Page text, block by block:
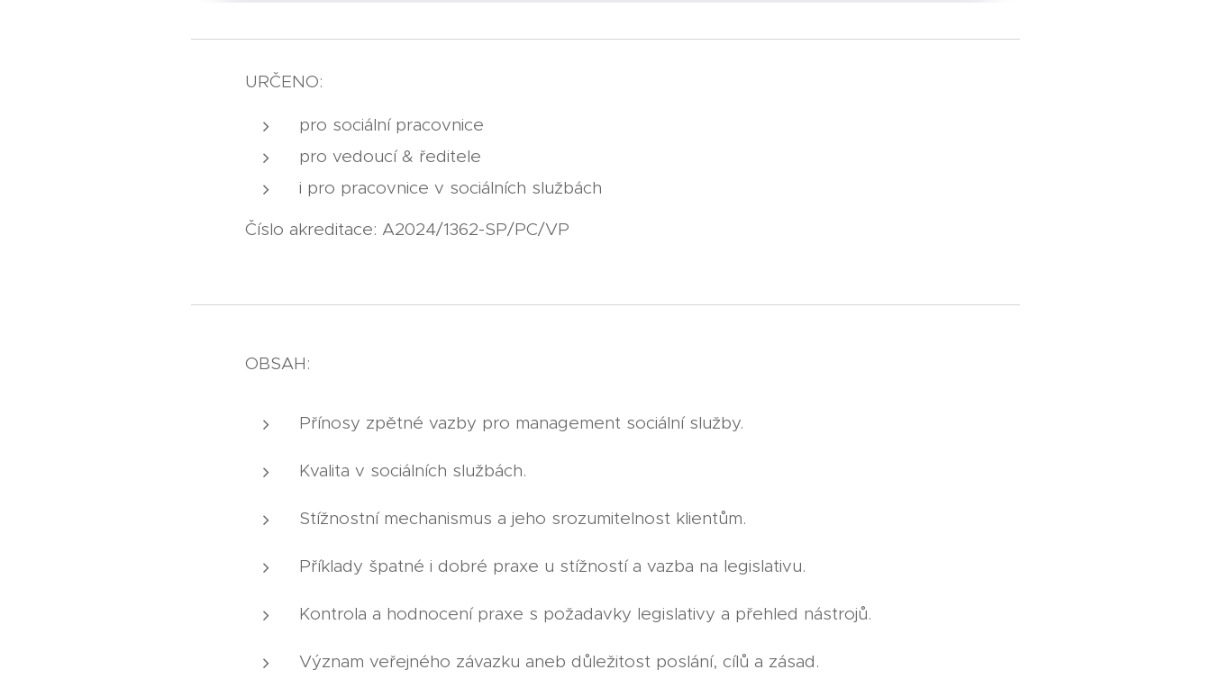
URČENO:
pro sociální pracovnice
pro vedoucí & ředitele
i pro pracovnice v sociálních službách
Číslo akreditace: A2024/1362-SP/PC/VP
OBSAH:
Přínosy zpětné vazby pro management sociální služby.
Kvalita v sociálních službách.
Stížnostní mechanismus a jeho srozumitelnost klientům.
Příklady špatné i dobré praxe u stížností a vazba na legislativu.
Kontrola a hodnocení praxe s požadavky legislativy a přehled nástrojů.
Význam veřejného závazku aneb důležitost poslání, cílů a zásad.